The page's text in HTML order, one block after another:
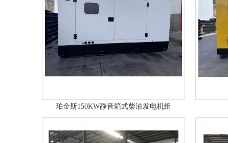
珀金斯150KW静音箱式柴油发电机组